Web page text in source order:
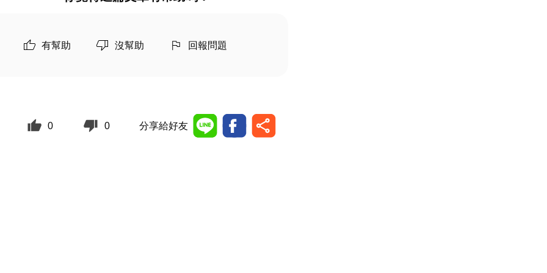
有幫助 沒幫助 回報問題
0 0 分享給好友